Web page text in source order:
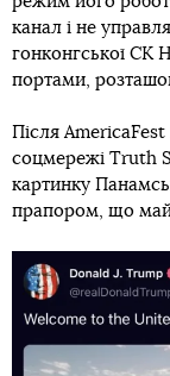
канал і не
гонконгської CK
портами,
Після
соцмережі Truth
картинку
прапором, що